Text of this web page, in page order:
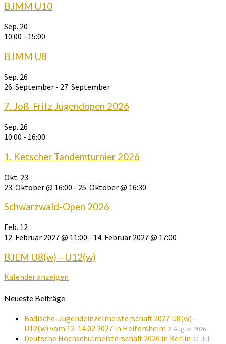
BJMM U10
Sep. 20
10:00 - 15:00
BJMM U8
Sep. 26
26. September - 27. September
7. Joß-Fritz Jugendopen 2026
Sep. 26
10:00 - 16:00
1. Ketscher Tandemturnier 2026
Okt. 23
23. Oktober @ 16:00 - 25. Oktober @ 16:30
Schwarzwald-Open 2026
Feb. 12
12. Februar 2027 @ 11:00 - 14. Februar 2027 @ 17:00
BJEM U8(w) – U12(w)
Kalender anzeigen
Neueste Beiträge
Badische-Jugendeinzelmeisterschaft 2027 U8(w) –
U12(w) vom 12-14.02.2027 in Heitersheim 2. August 2026
Deutsche Hochschulmeisterschaft 2026 in Berlin 30. Juli